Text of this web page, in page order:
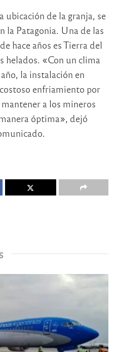
ubicación de la granja, se
la Patagonia. Una de las
hace años es Tierra del
helados. «Con un clima
la instalación en
enfriamiento por
a los mineros
óptima», dejó